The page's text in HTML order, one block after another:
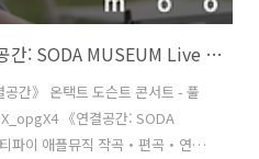
문용 - 안녕(Reprise) | 연결공간: SODA MUSEUM Live 4K MV
간》 온택트 도슨트 콘서트 - 풀
《연결공간: SODA
파이 애플뮤직 작곡・편곡・연주